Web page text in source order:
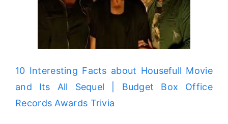
10 Interesting Facts about Housefull Movie
and Its All Sequel | Budget Box Office
Records Awards Trivia